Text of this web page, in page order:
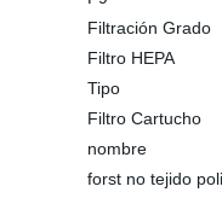
Filtración Grado
Filtro HEPA
Tipo
Filtro Cartucho
nombre
forst no tejido